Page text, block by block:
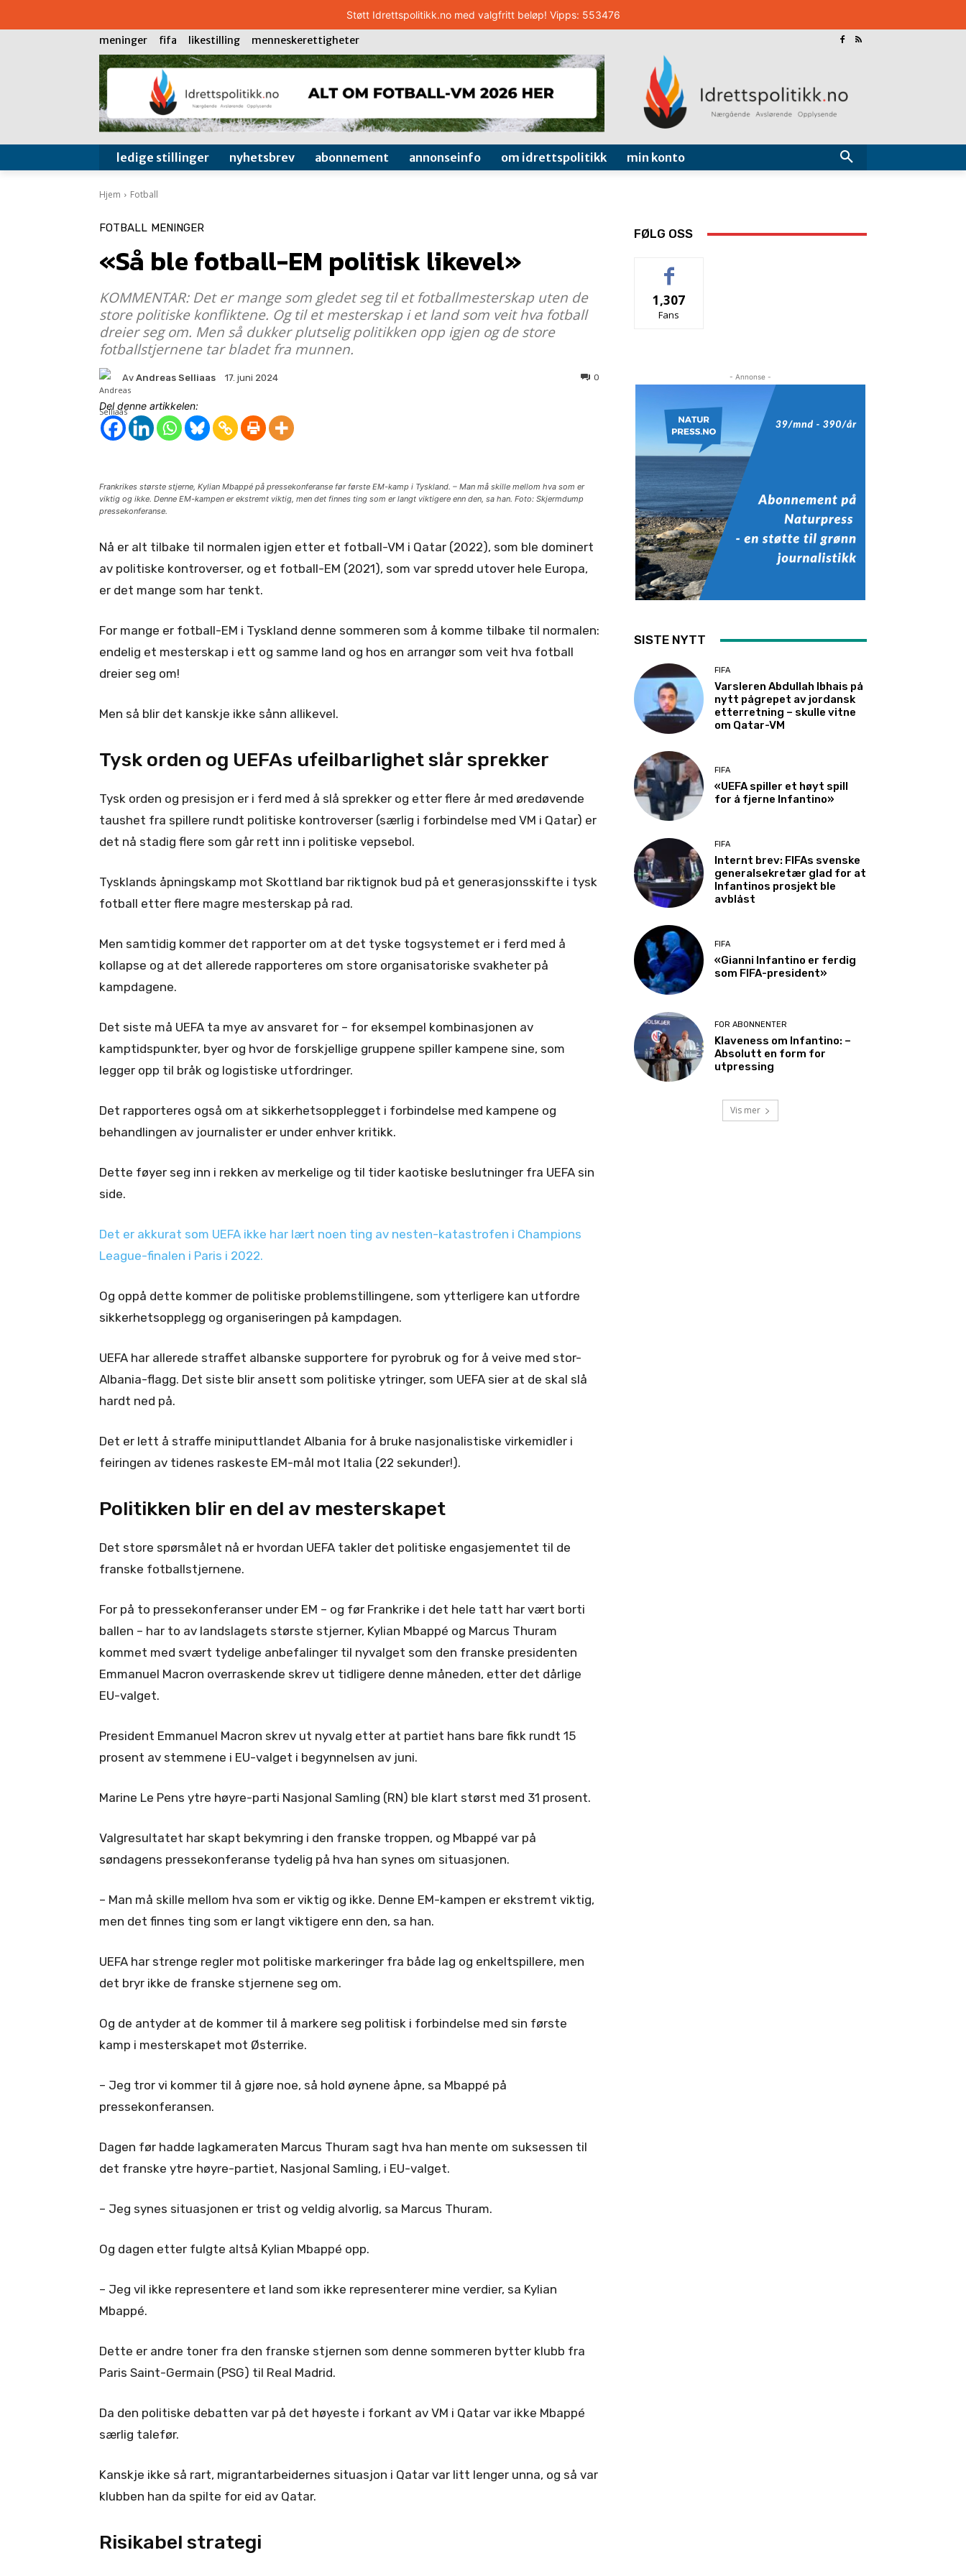
Støtt Idrettspolitikk.no med valgfritt beløp! Vipps: 553476
meninger fifa likestilling menneskerettigheter
ledige stillinger nyhetsbrev abonnement annonseinfo om idrettspolitikk min konto
Hjem Fotball
FOTBALL MENINGER
«Så ble fotball-EM politisk likevel»
KOMMENTAR: Det er mange som gledet seg til et fotballmesterskap uten de
store politiske konfliktene. Og til et mesterskap i et land som veit hva fotball
dreier seg om. Men så dukker plutselig politikken opp igjen og de store
fotballstjernene tar bladet fra munnen.
Av Andreas Selliaas 17. juni 2024 0
Del denne artikkelen:
Frankrikes største stjerne, Kylian Mbappé på pressekonferanse før første EM-kamp i Tyskland. – Man må skille mellom hva som er
viktig og ikke. Denne EM-kampen er ekstremt viktig, men det finnes ting som er langt viktigere enn den, sa han. Foto: Skjermdump
pressekonferanse.
Nå er alt tilbake til normalen igjen etter et fotball-VM i Qatar (2022), som ble dominert
av politiske kontroverser, og et fotball-EM (2021), som var spredd utover hele Europa,
er det mange som har tenkt.
For mange er fotball-EM i Tyskland denne sommeren som å komme tilbake til normalen:
endelig et mesterskap i ett og samme land og hos en arrangør som veit hva fotball
dreier seg om!
Men så blir det kanskje ikke sånn allikevel.
Tysk orden og UEFAs ufeilbarlighet slår sprekker
Tysk orden og presisjon er i ferd med å slå sprekker og etter flere år med øredøvende
taushet fra spillere rundt politiske kontroverser (særlig i forbindelse med VM i Qatar) er
det nå stadig flere som går rett inn i politiske vepsebol.
Tysklands åpningskamp mot Skottland bar riktignok bud på et generasjonsskifte i tysk
fotball etter flere magre mesterskap på rad.
Men samtidig kommer det rapporter om at det tyske togsystemet er i ferd med å
kollapse og at det allerede rapporteres om store organisatoriske svakheter på
kampdagene.
Det siste må UEFA ta mye av ansvaret for – for eksempel kombinasjonen av
kamptidspunkter, byer og hvor de forskjellige gruppene spiller kampene sine, som
legger opp til bråk og logistiske utfordringer.
Det rapporteres også om at sikkerhetsopplegget i forbindelse med kampene og
behandlingen av journalister er under enhver kritikk.
Dette føyer seg inn i rekken av merkelige og til tider kaotiske beslutninger fra UEFA sin
side.
Det er akkurat som UEFA ikke har lært noen ting av nesten-katastrofen i Champions
League-finalen i Paris i 2022.
Og oppå dette kommer de politiske problemstillingene, som ytterligere kan utfordre
sikkerhetsopplegg og organiseringen på kampdagen.
UEFA har allerede straffet albanske supportere for pyrobruk og for å veive med stor-
Albania-flagg. Det siste blir ansett som politiske ytringer, som UEFA sier at de skal slå
hardt ned på.
Det er lett å straffe miniputtlandet Albania for å bruke nasjonalistiske virkemidler i
feiringen av tidenes raskeste EM-mål mot Italia (22 sekunder!).
Politikken blir en del av mesterskapet
Det store spørsmålet nå er hvordan UEFA takler det politiske engasjementet til de
franske fotballstjernene.
For på to pressekonferanser under EM – og før Frankrike i det hele tatt har vært borti
ballen – har to av landslagets største stjerner, Kylian Mbappé og Marcus Thuram
kommet med svært tydelige anbefalinger til nyvalget som den franske presidenten
Emmanuel Macron overraskende skrev ut tidligere denne måneden, etter det dårlige
EU-valget.
President Emmanuel Macron skrev ut nyvalg etter at partiet hans bare fikk rundt 15
prosent av stemmene i EU-valget i begynnelsen av juni.
Marine Le Pens ytre høyre-parti Nasjonal Samling (RN) ble klart størst med 31 prosent.
Valgresultatet har skapt bekymring i den franske troppen, og Mbappé var på
søndagens pressekonferanse tydelig på hva han synes om situasjonen.
– Man må skille mellom hva som er viktig og ikke. Denne EM-kampen er ekstremt viktig,
men det finnes ting som er langt viktigere enn den, sa han.
UEFA har strenge regler mot politiske markeringer fra både lag og enkeltspillere, men
det bryr ikke de franske stjernene seg om.
Og de antyder at de kommer til å markere seg politisk i forbindelse med sin første
kamp i mesterskapet mot Østerrike.
– Jeg tror vi kommer til å gjøre noe, så hold øynene åpne, sa Mbappé på
pressekonferansen.
Dagen før hadde lagkameraten Marcus Thuram sagt hva han mente om suksessen til
det franske ytre høyre-partiet, Nasjonal Samling, i EU-valget.
– Jeg synes situasjonen er trist og veldig alvorlig, sa Marcus Thuram.
Og dagen etter fulgte altså Kylian Mbappé opp.
– Jeg vil ikke representere et land som ikke representerer mine verdier, sa Kylian
Mbappé.
Dette er andre toner fra den franske stjernen som denne sommeren bytter klubb fra
Paris Saint-Germain (PSG) til Real Madrid.
Da den politiske debatten var på det høyeste i forkant av VM i Qatar var ikke Mbappé
særlig talefør.
Kanskje ikke så rart, migrantarbeidernes situasjon i Qatar var litt lenger unna, og så var
klubben han da spilte for eid av Qatar.
Risikabel strategi
FØLG OSS
1,307
Fans
- Annonse -
SISTE NYTT
FIFA
Varsleren Abdullah Ibhais på
nytt pågrepet av jordansk
etterretning – skulle vitne
om Qatar-VM
FIFA
«UEFA spiller et høyt spill
for å fjerne Infantino»
FIFA
Internt brev: FIFAs svenske
generalsekretær glad for at
Infantinos prosjekt ble
avblåst
FIFA
«Gianni Infantino er ferdig
som FIFA-president»
FOR ABONNENTER
Klaveness om Infantino: –
Absolutt en form for
utpressing
Vis mer